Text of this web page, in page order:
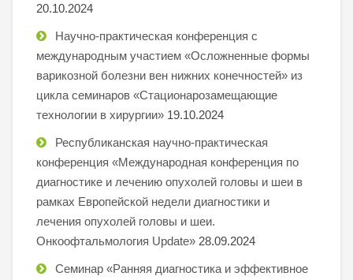
20.10.2024
Научно-практическая конференция с
международным участием «Осложненные формы
варикозной болезни вен нижних конечностей» из
цикла семинаров «Стационарозамещающие
технологии в хирургии» 19.10.2024
Республиканская научно-практическая
конференция «Международная конференция по
диагностике и лечению опухолей головы и шеи в
рамках Европейской недели диагностики и
лечения опухолей головы и шеи.
Онкоофтальмология Update» 28.09.2024
Семинар «Ранняя диагностика и эффективное